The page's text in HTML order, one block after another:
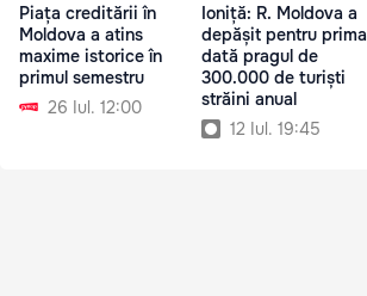
Piața creditării în
Moldova a atins
maxime istorice în
primul semestru
26 Iul. 12:00
Ioniță: R. Moldova a
depășit pentru prima
dată pragul de
300.000 de turiști
străini anual
12 Iul. 19:45